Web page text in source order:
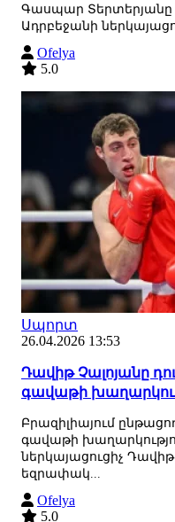
Գասպար Տերտերյանը
Ադրբեջանի
Ofelya
5.0
Սպորտ
26.04.2026 13:53
Դավիթ Չալոյանը
գավաթի
Բրազիլիայում
գավաթի
ներկայացուցիչ
եզրափակ...
Ofelya
5.0